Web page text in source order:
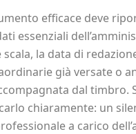
efficace deve
essenziali
la data di
già versate o
dal timbro.
chiaramente: un
a carico